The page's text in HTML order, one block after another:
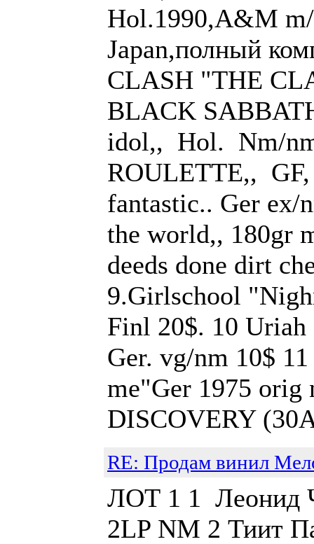
Hol.1990,A&M
Japan,полный
CLASH "THE
BLACK
idol,, Hol. Nm/
ROULETTE,,
fantastic.. Ger ex/
the world,, 180gr
deeds done dirt
9.Girlschool
Finl 20$. 10 Uriah
Ger. vg/nm 10$
me"Ger 1975 orig
DISCOVERY
RE: Продам винил
ЛОТ 1 1 Леонид
2LP NM 2